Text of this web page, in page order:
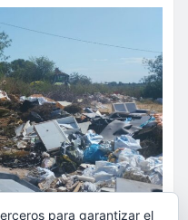
para garantizar el